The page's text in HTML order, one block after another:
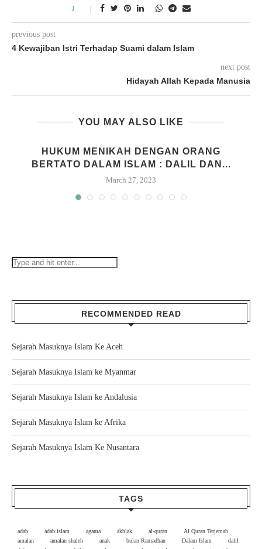
1
previous post
4 Kewajiban Istri Terhadap Suami dalam Islam
next post
Hidayah Allah Kepada Manusia
YOU MAY ALSO LIKE
HUKUM MENIKAH DENGAN ORANG
BERTATO DALAM ISLAM : DALIL DAN...
March 27, 2023
RECOMMENDED READ
Sejarah Masuknya Islam Ke Aceh
Sejarah Masuknya Islam ke Myanmar
Sejarah Masuknya Islam ke Andalusia
Sejarah Masuknya Islam ke Afrika
Sejarah Masuknya Islam Ke Nusantara
TAGS
adab adab islam agama akhlak al-quran
Al Quran Terjemah
amalan
amalan shaleh anak bulan Ramadhan Dalam Islam
dalil